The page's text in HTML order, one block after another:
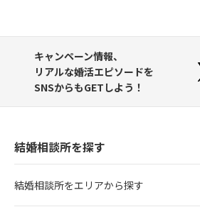
キャンペーン情報、
リアルな婚活エピソードを
SNSからもGETしよう！
結婚相談所を探す
結婚相談所をエリアから探す